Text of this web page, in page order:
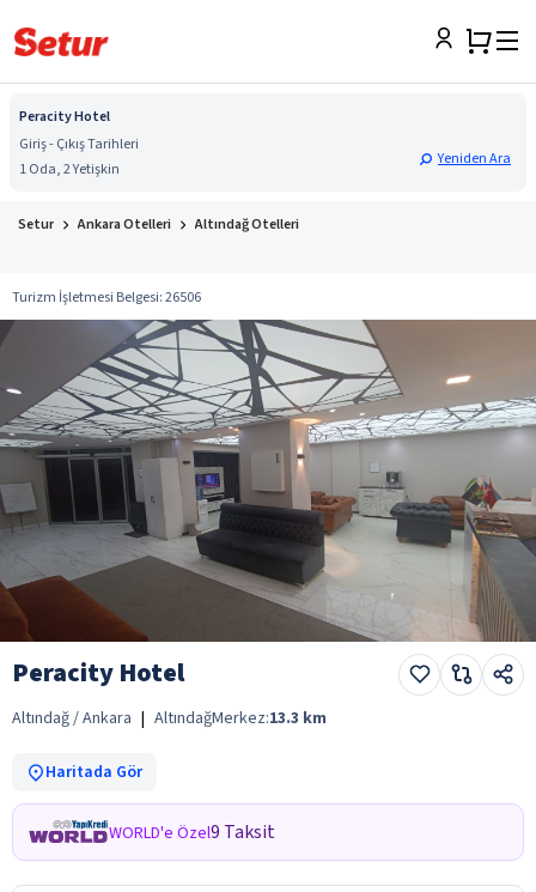
Peracity Hotel
Giriş - Çıkış Tarihleri
1 Oda, 2 Yetişkin
Yeniden Ara
Setur Ankara Otelleri Altındağ Otelleri
Turizm İşletmesi Belgesi:26506
Peracity Hotel
Altındağ / Ankara | AltındağMerkez:13.3 km
Haritada Gör
WORLD'e Özel9 Taksit